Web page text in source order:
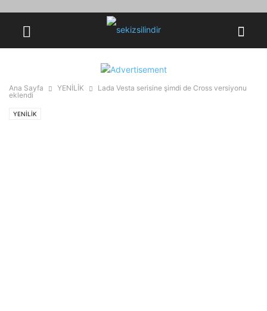
Ana Sayfa YENİLİK
Lada Vesta serisine şimdi de Cross versiyonu
eklendi
YENİLİK